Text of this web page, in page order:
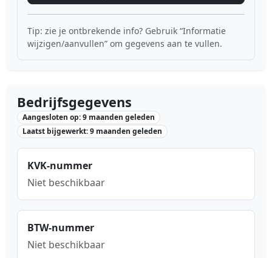
Tip: zie je ontbrekende info? Gebruik “Informatie
wijzigen/aanvullen” om gegevens aan te vullen.
Bedrijfsgegevens
Aangesloten op: 9 maanden geleden
Laatst bijgewerkt: 9 maanden geleden
KVK-nummer
Niet beschikbaar
BTW-nummer
Niet beschikbaar